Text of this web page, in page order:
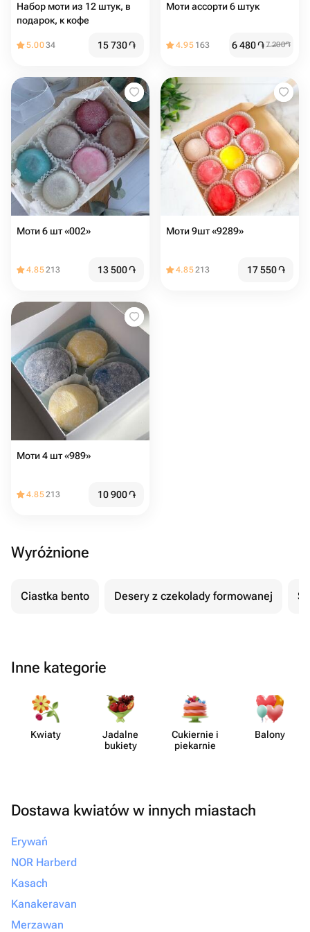
Набор моти из 12 штук, в
подарок, к кофе
5.0034 15 730֏
Моти ассорти 6 штук
4.95 163 6 480֏7 200֏
Моти 6 шт «002»
4.85213 13 500֏
Моти 9шт «9289»
4.85213 17 550֏
Моти 4 шт «989»
4.85213 10 900֏
Wyróżnione
Ciastka bento Desery z czekolady formowanej
Inne kategorie
Kwiaty
Jadalne
bukiety
Cukiernie i
piekarnie
Balony
Dostawa kwiatów w innych miastach
Erywań
NOR Harberd
Kasach
Kanakeravan
Merzawan